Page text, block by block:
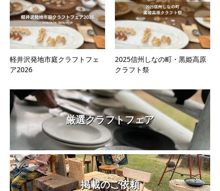
軽井沢発地市庭クラフトフェ
ア2026
2025信州しなの町・黒姫高原
クラフト祭
厳選クラフトフェア
掲載のご依頼